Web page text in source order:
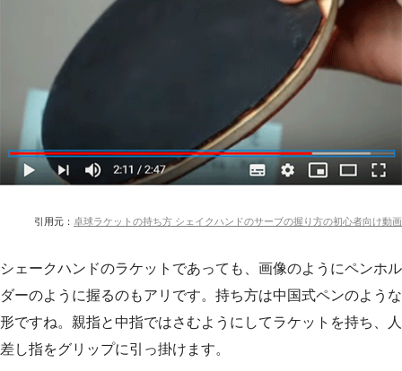
引用元： 卓球ラケットの持ち方 シェイクハンドのサーブの握り方の初心者向け動画
シェークハンドのラケットであっても、画像のようにペンホル
ダーのように握るのもアリです。持ち方は中国式ペンのような
形ですね。親指と中指ではさむようにしてラケットを持ち、人
差し指をグリップに引っ掛けます。